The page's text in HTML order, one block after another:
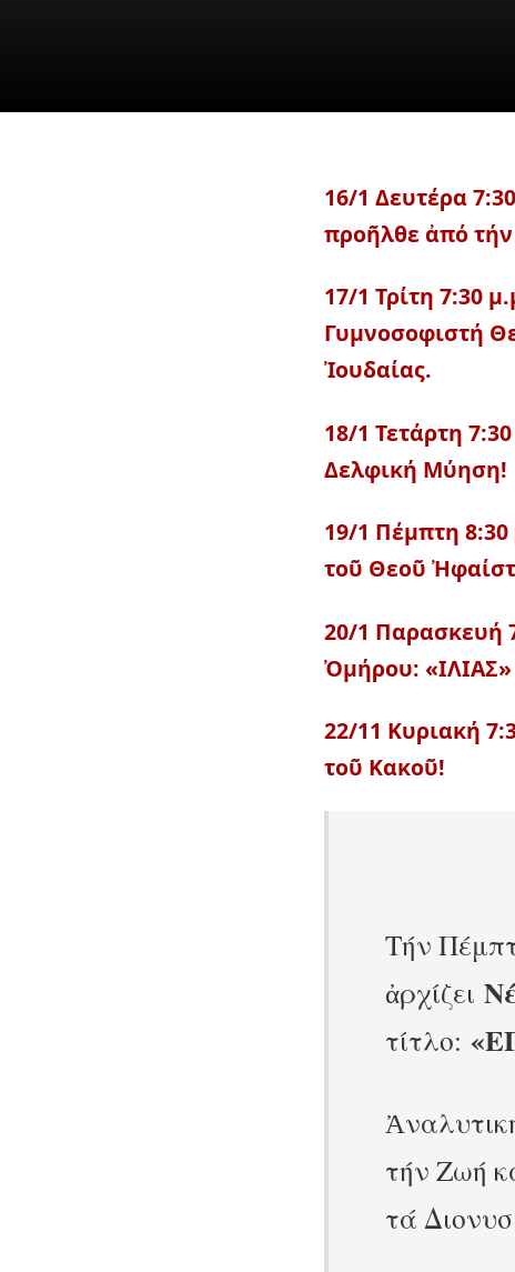
16/1 Δευτέρα
προῆλθε ἀπό
17/1 Τρίτη 7:30
Γυμνοσοφιστή
Ἰουδαίας.
18/1 Τετάρτη
Δελφική Μύηση!
19/1 Πέμπτη
τοῦ Θεοῦ
20/1 Παρασκευή
Ὀμήρου:
22/11 Κυριακή
τοῦ Κακοῦ!
Τήν
ἀρχίζει
τίτλο:
τήν Ζωή
τά